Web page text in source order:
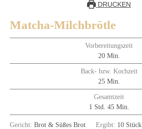
DRUCKEN
Matcha-Milchbrötle
Vorbereitungszeit
20 Min.
Back- bzw. Kochzeit
25 Min.
Gesamtzeit
1 Std. 45 Min.
Gericht: Brot & Süßes Brot Ergibt: 10 Stück